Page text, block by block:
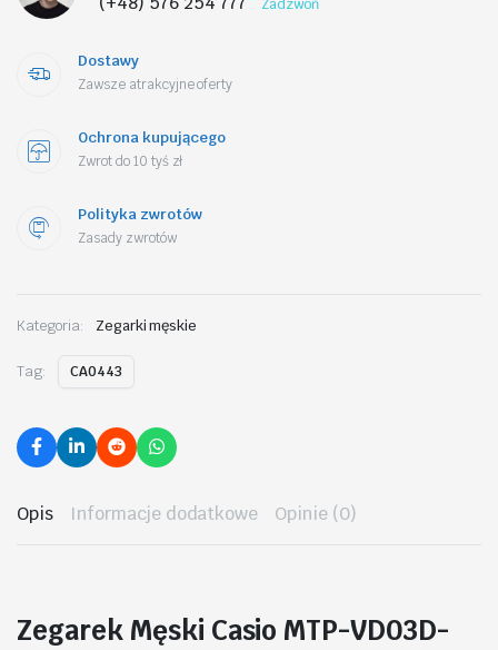
Zadzwoń
Dostawy
Zawsze atrakcyjne oferty
Ochrona kupującego
Zwrot do 10 tyś zł
Polityka zwrotów
Zasady zwrotów
Kategoria: Zegarki męskie
Tag: CA0443
Opis Informacje dodatkowe Opinie (0)
Zegarek Męski Casio MTP-VD03D-